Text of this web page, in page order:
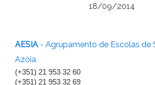
18/09/2014
AESIA- Agrupamento de Escolas de
Azóia
(+351) 21 953 32 60
(+351) 21 953 32 69